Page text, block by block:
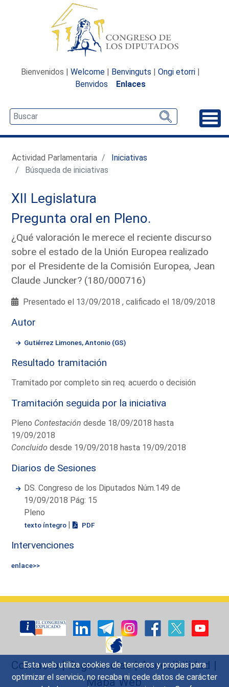
Esta web utiliza cookies de terceros y propias para
optimizar el servicio, no recaba ni cede datos de carácter
Bienvenidos | Welcome | Benvinguts | Ongi etorri |
Benvidos
Enlaces
Actividad Parlamentaria
Iniciativas
Búsqueda de iniciativas
XII Legislatura
Pregunta oral en Pleno.
¿Qué valoración le merece el reciente discurso
sobre el estado de la Unión Europea realizado
por el Presidente de la Comisión Europea, Jean
Claude Juncker? (180/000716)
Presentado el 13/09/2018 , calificado el 18/09/2018
Autor
Gutiérrez Limones, Antonio (GS)
Resultado tramitación
Tramitado por completo sin req. acuerdo o decisión
Tramitación seguida por la iniciativa
Pleno Contestación desde 18/09/2018 hasta
19/09/2018
Concluido desde 19/09/2018 hasta 19/09/2018
Diarios de Sesiones
DS. Congreso de los Diputados Núm.149 de
19/09/2018 Pág: 15
Pleno
texto íntegro | PDF
Intervenciones
enlace>>
Contacto|Sugerencias|Accesibilidad |
Mapa Web